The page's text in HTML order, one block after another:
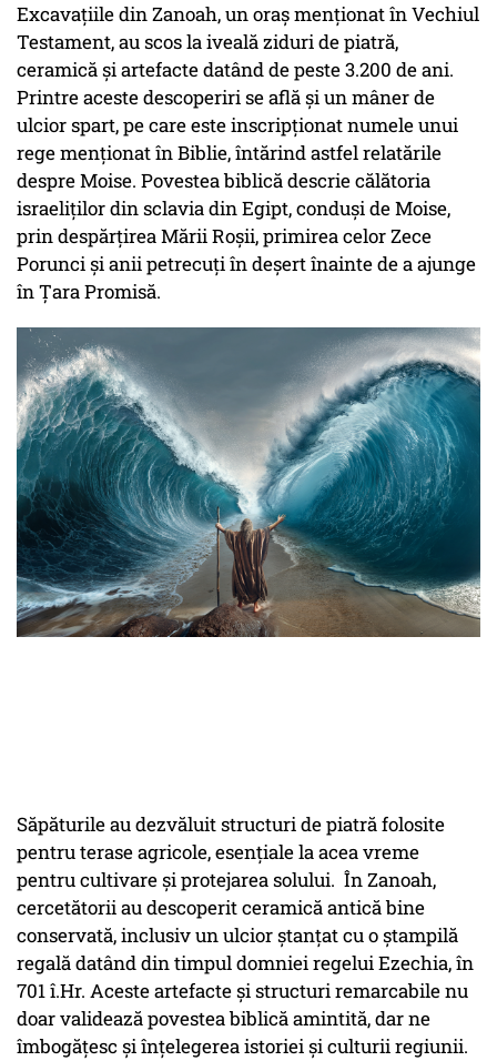
Excavațiile din Zanoah, un oraș menționat în Vechiul
Testament, au scos la iveală ziduri de piatră,
ceramică și artefacte datând de peste 3.200 de ani.
Printre aceste descoperiri se află și un mâner de
ulcior spart, pe care este inscripționat numele unui
rege menționat în Biblie, întărind astfel relatările
despre Moise. Povestea biblică descrie călătoria
israeliților din sclavia din Egipt, conduși de Moise,
prin despărțirea Mării Roșii, primirea celor Zece
Porunci și anii petrecuți în deșert înainte de a ajunge
în Țara Promisă.
Săpăturile au dezvăluit structuri de piatră folosite
pentru terase agricole, esențiale la acea vreme
pentru cultivare și protejarea solului. În Zanoah,
cercetătorii au descoperit ceramică antică bine
conservată, inclusiv un ulcior ștanțat cu o ștampilă
regală datând din timpul domniei regelui Ezechia, în
701 î.Hr. Aceste artefacte și structuri remarcabile nu
doar validează povestea biblică amintită, dar ne
îmbogățesc și înțelegerea istoriei și culturii regiunii.